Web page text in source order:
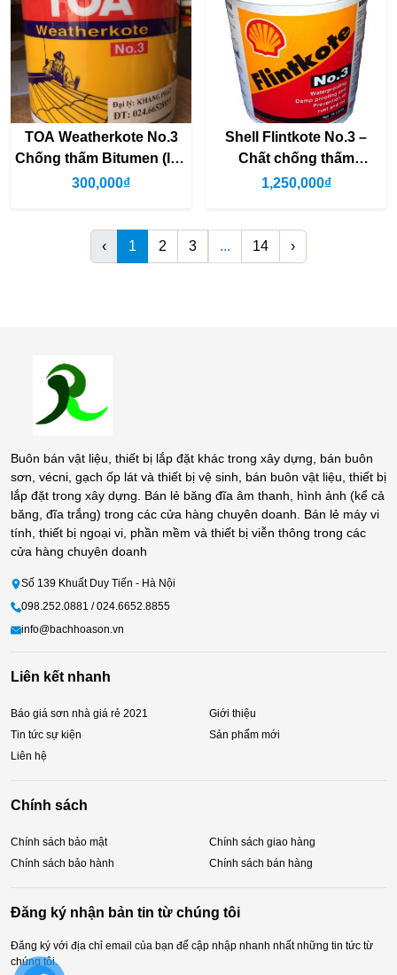
TOA Weatherkote No.3
Chống thấm Bitumen (lon
3.5Lkg)
300,000₫
Shell Flintkote No.3 –
Chất chống thấm
bitumen
1,250,000₫
‹ 1 2 3 ... 14 ›
Buôn bán vật liệu, thiết bị lắp đặt khác trong xây dựng, bán buôn
sơn, vécni, gạch ốp lát và thiết bị vệ sinh, bán buôn vật liệu, thiết bị
lắp đặt trong xây dựng. Bán lẻ băng đĩa âm thanh, hình ảnh (kể cả
băng, đĩa trắng) trong các cửa hàng chuyên doanh. Bán lẻ máy vi
tính, thiết bị ngoại vi, phần mềm và thiết bị viễn thông trong các
cửa hàng chuyên doanh
Số 139 Khuất Duy Tiến - Hà Nội
098.252.0881 / 024.6652.8855
info@bachhoason.vn
Liên kết nhanh
Báo giá sơn nhà giá rẻ 2021
Giới thiệu
Tin tức sự kiện
Sản phẩm mới
Liên hệ
Chính sách
Chính sách bảo mật
Chính sách giao hàng
Chính sách bảo hành
Chính sách bán hàng
Đăng ký nhận bản tin từ chúng tôi
Đăng ký với địa chỉ email của bạn để cập nhập nhanh nhất những tin tức từ
chúng tôi.